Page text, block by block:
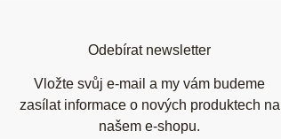
Odebírat newsletter
Vložte svůj e-mail a my vám budeme
zasílat informace o nových produktech na
našem e-shopu.